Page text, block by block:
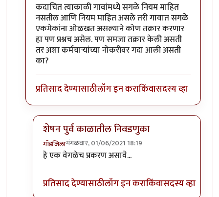
कदाचित त्याकाळी गावांमध्ये सगळे नियम माहित
नसतील आणि नियम माहित असले तरी गावात सगळे
एकमेकांना ओळखत असल्याने कोण तक्रार करणार
हा पण प्रश्नच असेल. पण समजा तक्रार केली असती
तर अशा कर्मचार्‍यांच्या नोकरीवर गदा आली असती
का?
प्रतिसाद देण्यासाठीलॉग इन कराकिंवासदस्य व्हा
शेषन पुर्व काळातील निवडणुका
गॉडजिलामंगळवार, 01/06/2021 18:19
In reply toयमकbyचंद्रसूर्यकुमार
हे एक वेगळेच प्रकरण असावे...
प्रतिसाद देण्यासाठीलॉग इन कराकिंवासदस्य व्हा